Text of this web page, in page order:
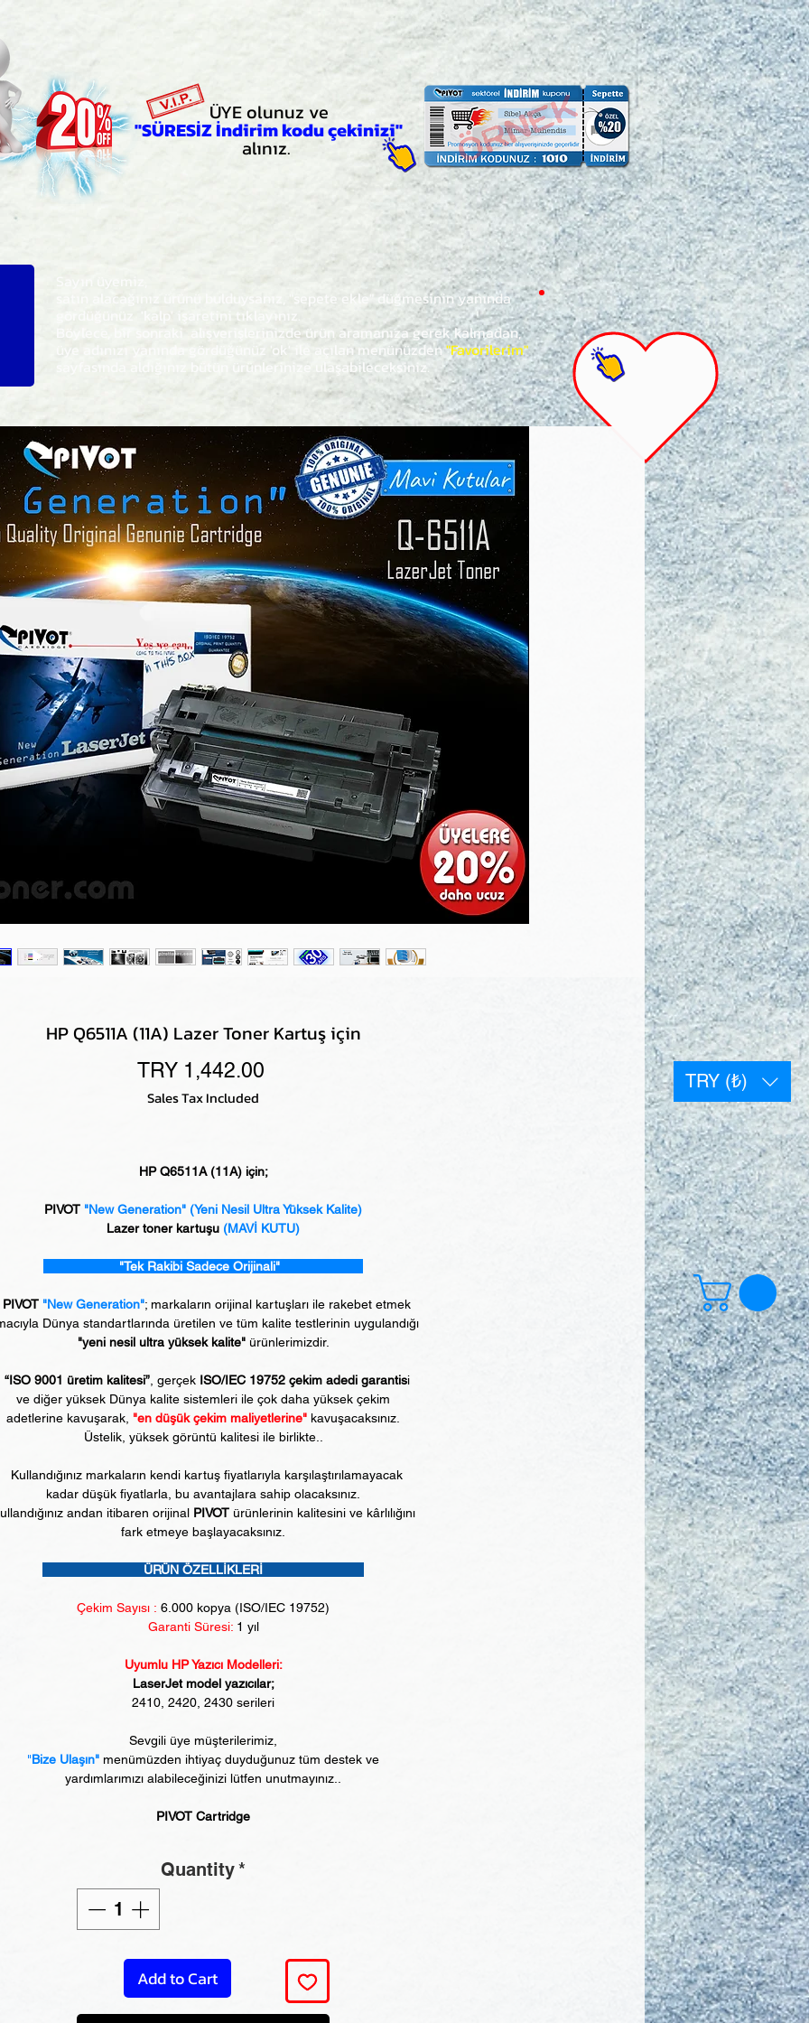
TRY (₺)
ÜYE olunuz ve
"SÜRESİZ İndirim kodu çekinizi"
alınız.
Sayın üyemiz,
satın alacağınız ürünü bulduysanız, "sepete ekle" düğmesinin yanında
gördüğünüz 'kalp' işaretini tıklayınız.
Böylece, bir sonraki alışverişlerinizde ürün aramanıza gerek kalmadan,
üye adınızı yanında gördüğünüz 'ok' ile açılan menünüzden"Favorilerim"
sayfasında aldığınız bütün ürünlerinize ulaşabileceksiniz.
HP Q6511A (11A) Lazer Toner Kartuş için
TRY 1,442.00
Sales Tax Included
HP Q6511A (11A) için;
PIVOT "New Generation" (Yeni Nesil Ultra Yüksek Kalite)
Lazer toner kartuşu (MAVİ KUTU)
"Tek Rakibi Sadece Orijinali"
PIVOT "New Generation"; markaların orijinal kartuşları ile rakebet etmek
Dünya standartlarında üretilen ve tüm kalite testlerinin uygulandığı
"yeni nesil ultra yüksek kalite"ürünlerimizdir.
“ISO 9001 üretim kalitesi”, gerçekISO/IEC 19752 çekim adedi garantisi
ve diğer yüksek Dünya kalite sistemleri ile çok daha yüksek çekim
adetlerine kavuşarak, "en düşük çekim maliyetlerine" kavuşacaksınız.
Üstelik, yüksek görüntü kalitesi ile birlikte..
Kullandığınız markaların kendi kartuş fiyatlarıyla karşılaştırılamayacak
kadar düşük fiyatlarla, bu avantajlara sahip olacaksınız.
andan itibaren orijinal PIVOTürünlerinin kalitesini ve kârlılığını
fark etmeye başlayacaksınız.
ÜRÜN ÖZELLİKLERİ
Çekim Sayısı : 6 .000 kopya (ISO/IEC 19752)
Garanti Süresi:1 yıl
Uyumlu HP Yazıcı Modelleri:
LaserJet model yazıcılar;
2410, 2420, 2430 serileri
Sevgili üye müşterilerimiz,
"Bize Ulaşın" menümüzden ihtiyaç duyduğunuz tüm destek ve
yardımlarımızı alabileceğinizi lütfen unutmayınız..
PIVOT Cartridge
Quantity*
Add to Cart